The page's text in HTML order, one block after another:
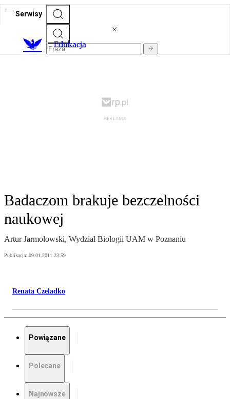
Serwisy
Edukacja
Badaczom brakuje bezczelności
naukowej
Artur Jarmołowski, Wydział Biologii UAM w Poznaniu
Publikacja: 09.01.2011 23:59
Renata Czeladko
Powiązane
Polecane
Najnowsze